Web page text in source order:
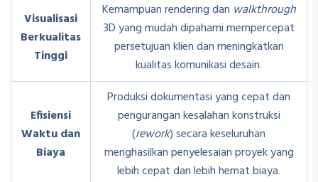
Visualisasi
Berkualitas
Tinggi
Kemampuan rendering dan walkthrough
3D yang mudah dipahami mempercepat
persetujuan klien dan meningkatkan
kualitas komunikasi desain.
Efisiensi
Waktu dan
Biaya
Produksi dokumentasi yang cepat dan
pengurangan kesalahan konstruksi
(rework) secara keseluruhan
menghasilkan penyelesaian proyek yang
lebih cepat dan lebih hemat biaya.